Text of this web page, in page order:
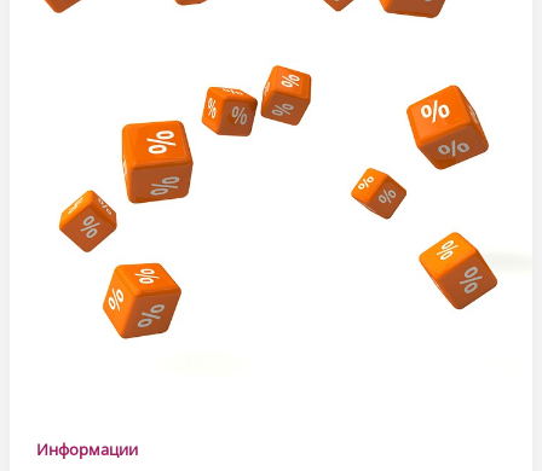
Информации